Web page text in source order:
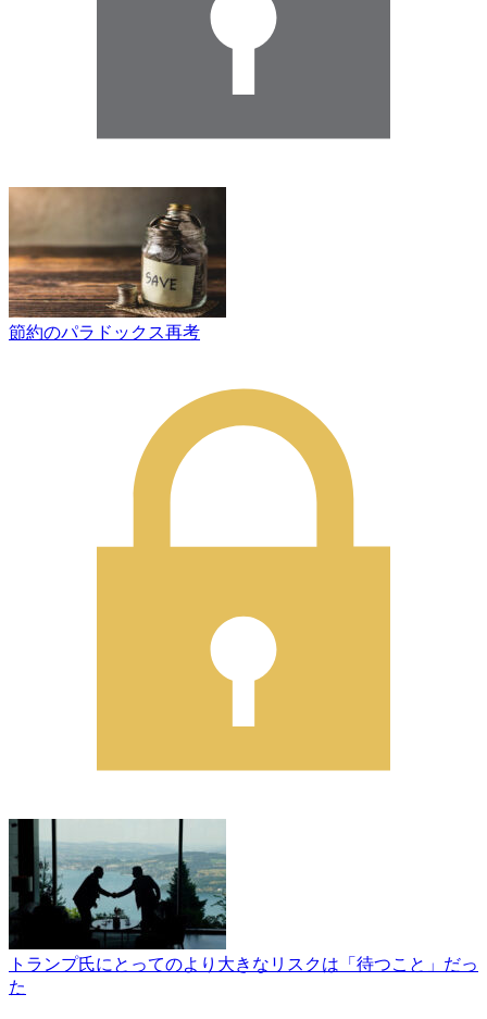
節約のパラドックス再考
トランプ氏にとってのより大きなリスクは「待つこと」だっ
た